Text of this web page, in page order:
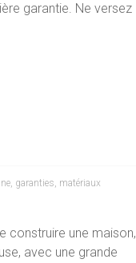
garantie. Ne versez
, garanties, matériaux
construire une maison,
avec une grande